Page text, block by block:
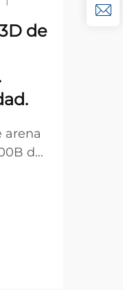
de
arena
de